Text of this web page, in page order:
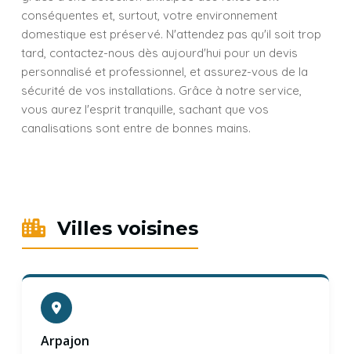
conséquentes et, surtout, votre environnement
domestique est préservé. N'attendez pas qu'il soit trop
tard, contactez-nous dès aujourd'hui pour un devis
personnalisé et professionnel, et assurez-vous de la
sécurité de vos installations. Grâce à notre service,
vous aurez l'esprit tranquille, sachant que vos
canalisations sont entre de bonnes mains.
Villes voisines
Arpajon